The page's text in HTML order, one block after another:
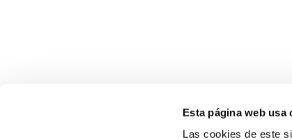
Esta página web usa
Las cookies de este